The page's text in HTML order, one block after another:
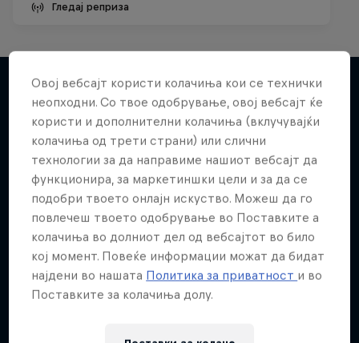
Гледај реприза
Повеќе слична содржина
The hunt for India’s next rap star
1 сезона · 6 епизоди
MUSIC
Овој вебсајт користи колачиња кои се технички
неопходни. Со твое одобрување, овој вебсајт ќе
користи и дополнителни колачиња (вклучувајќи
колачиња од трети страни) или слични
технологии за да направиме нашиот вебсајт да
функционира, за маркетиншки цели и за да се
подобри твоето онлајн искуство. Можеш да го
повлечеш твоето одобрување во Поставките а
колачиња во долниот дел од вебсајтот во било
кој момент. Повеќе информации можат да бидат
најдени во нашата Политика за приватност и во
Поставките за колачиња долу.